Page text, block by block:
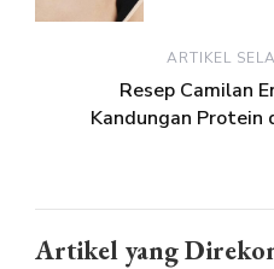
ARTIKEL
Resep Camilan
Kandungan Protein
Artikel yang